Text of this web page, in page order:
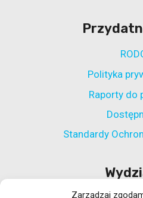
Zarządzaj
Polityka
Raporty do
Standardy